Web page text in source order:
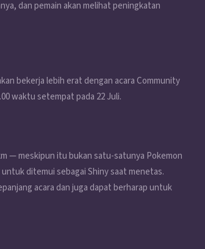
dan pemain akan melihat peningkatan
bekerja lebih erat dengan acara Community
waktu setempat pada 22 Juli.
— meskipun itu bukan satu-satunya Pokemon
ditemui sebagai Shiny saat menetas.
acara dan juga dapat berharap untuk